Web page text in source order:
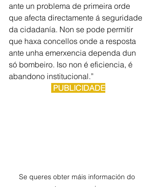
ante un problema de primeira orde
que afecta directamente á seguridade
da cidadanía. Non se pode permitir
que haxa concellos onde a resposta
ante unha emerxencia dependa dun
só bombeiro. Iso non é eficiencia, é
abandono institucional.”
PUBLICIDADE
Se queres obter máis información do